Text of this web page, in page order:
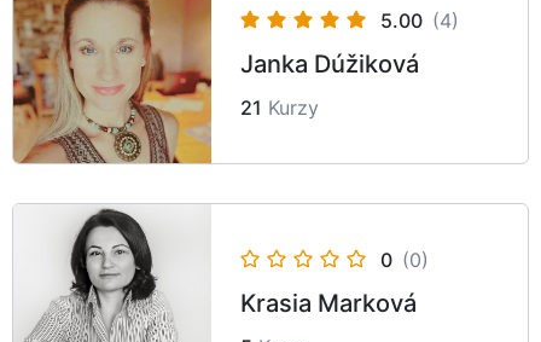
5.00 (4)
Janka Dúžiková
21 Kurzy
0 (0)
Krasia Marková